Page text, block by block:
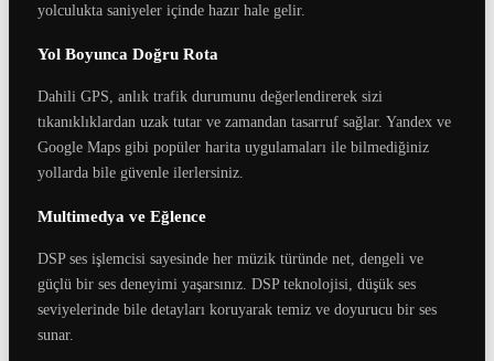
yolculukta saniyeler içinde hazır hale gelir.
Yol Boyunca Doğru Rota
Dahili GPS, anlık trafik durumunu değerlendirerek sizi
tıkanıklıklardan uzak tutar ve zamandan tasarruf sağlar. Yandex ve
Google Maps gibi popüler harita uygulamaları ile bilmediğiniz
yollarda bile güvenle ilerlersiniz.
Multimedya ve Eğlence
DSP ses işlemcisi sayesinde her müzik türünde net, dengeli ve
güçlü bir ses deneyimi yaşarsınız. DSP teknolojisi, düşük ses
seviyelerinde bile detayları koruyarak temiz ve doyurucu bir ses
sunar.